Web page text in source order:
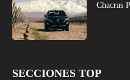
Chacras
SECCIONES TOP